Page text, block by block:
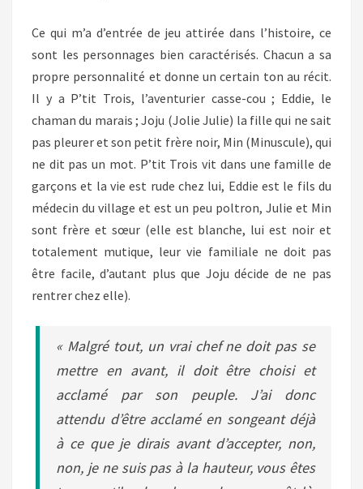
Ce qui m’a d’entrée de jeu attirée dans l’histoire, ce
sont les personnages bien caractérisés. Chacun a sa
propre personnalité et donne un certain ton au récit.
Il y a P’tit Trois, l’aventurier casse-cou ; Eddie, le
chaman du marais ; Joju (Jolie Julie) la fille qui ne sait
pas pleurer et son petit frère noir, Min (Minuscule), qui
ne dit pas un mot. P’tit Trois vit dans une famille de
garçons et la vie est rude chez lui, Eddie est le fils du
médecin du village et est un peu poltron, Julie et Min
sont frère et sœur (elle est blanche, lui est noir et
totalement mutique, leur vie familiale ne doit pas
être facile, d’autant plus que Joju décide de ne pas
rentrer chez elle).
« Malgré tout, un vrai chef ne doit pas se
mettre en avant, il doit être choisi et
acclamé par son peuple. J’ai donc
attendu d’être acclamé en songeant déjà
à ce que je dirais avant d’accepter, non,
non, je ne suis pas à la hauteur, vous êtes